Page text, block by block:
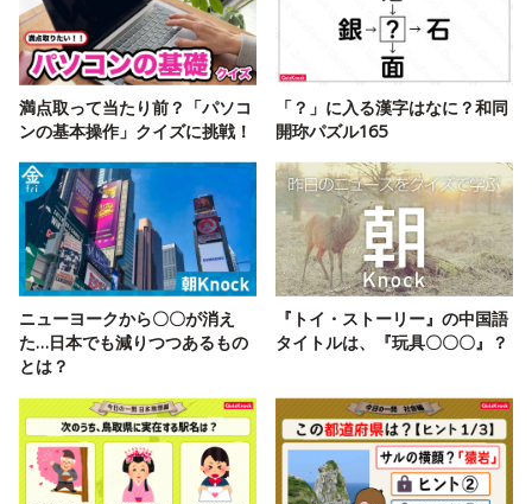
満点取って当たり前？「パソコ
ンの基本操作」クイズに挑戦！
「？」に入る漢字はなに？和同
開珎パズル165
ニューヨークから〇〇が消え
た…日本でも減りつつあるもの
とは？
『トイ・ストーリー』の中国語
タイトルは、『玩具〇〇〇』？